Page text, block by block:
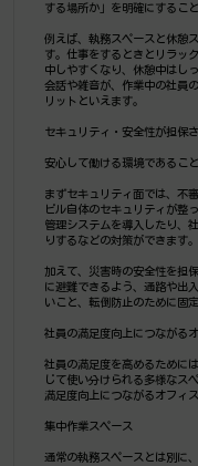
する場所か」を明確にするこ
例えば、執務スペースと休憩
す。仕事をするときとリラッ
中しやすくなり、休憩中はし
会話や雑音が、作業中の社員
リットといえます。
セキュリティ・安全性が担保
安心して働ける環境であるこ
まずセキュリティ面では、不
ビル自体のセキュリティが整
管理システムを導入したり、
りするなどの対策ができます。
加えて、災害時の安全性を担
に避難できるよう、通路や出
いこと、転倒防止のために固
社員の満足度向上につながる
社員の満足度を高めるために
じて使い分けられる多様なス
満足度向上につながるオフィ
集中作業スペース
通常の執務スペースとは別に